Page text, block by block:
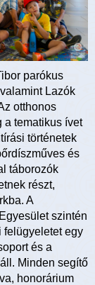
parókus
Lazók
otthonos
a tematikus ívet
történetek
és
táborozók
részt,
A
szintén
felügyeletet egy
és a
Minden segítő
honorárium